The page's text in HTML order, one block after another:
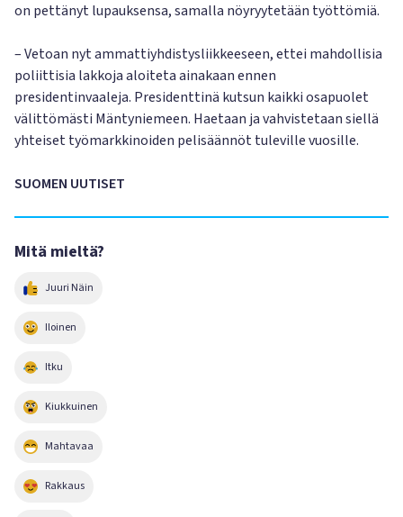
on pettänyt lupauksensa, samalla nöyryytetään työttömiä.
– Vetoan nyt ammattiyhdistysliikkeeseen, ettei mahdollisia
poliittisia lakkoja aloiteta ainakaan ennen
presidentinvaaleja. Presidenttinä kutsun kaikki osapuolet
välittömästi Mäntyniemeen. Haetaan ja vahvistetaan siellä
yhteiset työmarkkinoiden pelisäännöt tuleville vuosille.
SUOMEN UUTISET
Mitä mieltä?
Juuri Näin
Iloinen
Itku
Kiukkuinen
Mahtavaa
Rakkaus